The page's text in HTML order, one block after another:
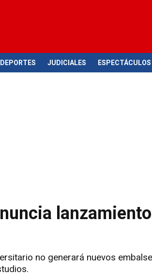
DEPORTES JUDICIALES ESPECTÁCULOS
no generará nuevos